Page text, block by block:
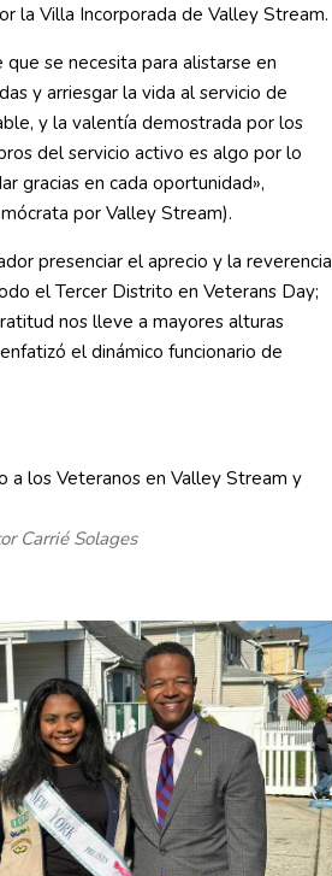
la Villa Incorporada de Valley Stream.
que se necesita para alistarse en
y arriesgar la vida al servicio de
y la valentía demostrada por los
del servicio activo es algo por lo
gracias en cada oportunidad»,
por Valley Stream).
presenciar el aprecio y la reverencia
el Tercer Distrito en Veterans Day;
nos lleve a mayores alturas
el dinámico funcionario de
Carrié Solages